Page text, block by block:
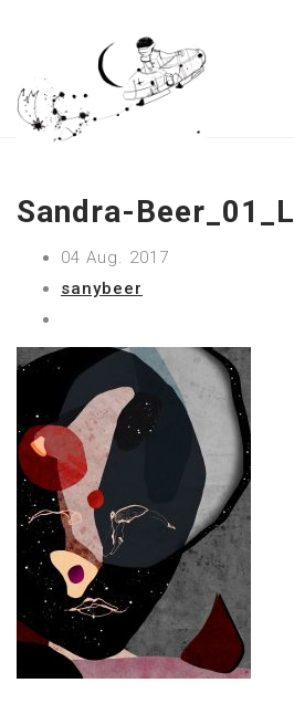
Sandra-Beer_01_L
04 Aug. 2017
sanybeer